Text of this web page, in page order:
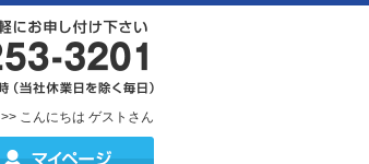
>> こんにちは ゲストさん